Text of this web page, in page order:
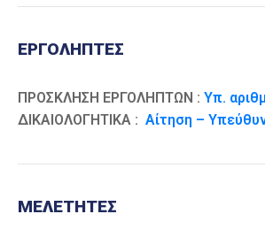
ΕΡΓΟΛΗΠΤΕΣ
ΠΡΟΣΚΛΗΣΗ ΕΡΓΟΛΗΠΤΩΝ : Υπ.
ΔΙΚΑΙΟΛΟΓΗΤΙΚΑ : Αίτηση –
ΜΕΛΕΤΗΤΕΣ